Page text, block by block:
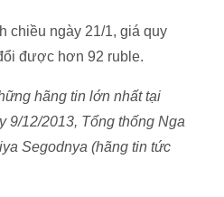
chiều ngày 21/1, giá quy
được hơn 92 ruble.
hãng tin lớn nhất tại
9/12/2013, Tổng thống Nga
Segodnya (hãng tin tức